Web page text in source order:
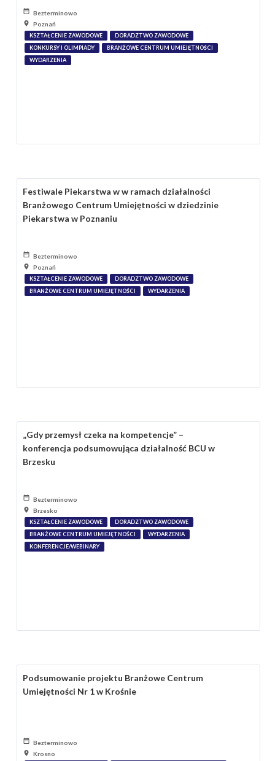
Bezterminowo
Poznań
KSZTAŁCENIE ZAWODOWE
DORADZTWO ZAWODOWE
KONKURSY I OLIMPIADY
BRANŻOWE CENTRUM UMIEJĘTNOŚCI
WYDARZENIA
Festiwale Piekarstwa w w ramach działalności
Branżowego Centrum Umiejętności w dziedzinie
Piekarstwa w Poznaniu
Bezterminowo
Poznań
KSZTAŁCENIE ZAWODOWE
DORADZTWO ZAWODOWE
BRANŻOWE CENTRUM UMIEJĘTNOŚCI
WYDARZENIA
„Gdy przemysł czeka na kompetencje” –
konferencja podsumowująca działalność BCU w
Brzesku
Bezterminowo
Brzesko
KSZTAŁCENIE ZAWODOWE
DORADZTWO ZAWODOWE
BRANŻOWE CENTRUM UMIEJĘTNOŚCI
WYDARZENIA
KONFERENCJE/WEBINARY
Podsumowanie projektu Branżowe Centrum
Umiejętności Nr 1 w Krośnie
Bezterminowo
Krosno